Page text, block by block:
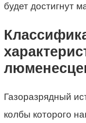
будет достигнут
Газоразрядный
колбы которого